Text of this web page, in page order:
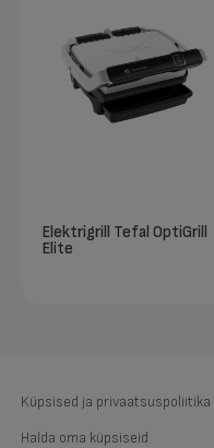
Elektrigrill Tefal OptiGrill
Elite
Küpsised ja privaatsuspoliitika
Halda oma küpsiseid